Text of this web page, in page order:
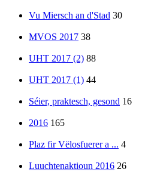
Vu Miersch an d'Stad 30
MVOS 2017 38
UHT 2017 (2) 88
UHT 2017 (1) 44
Séier, praktesch, gesond 16
2016 165
Plaz fir Vëlosfuerer a ... 4
Luuchtenaktioun 2016 26